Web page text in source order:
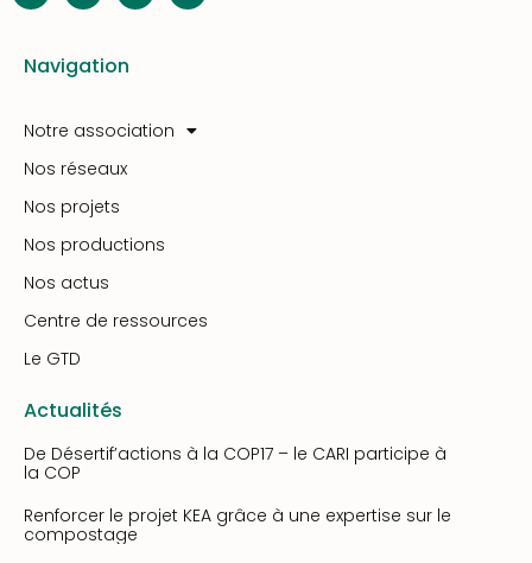
Navigation
Notre association
Nos réseaux
Nos projets
Nos productions
Nos actus
Centre de ressources
Le GTD
Actualités
De Désertif’actions à la COP17 – le CARI participe à
la COP
Renforcer le projet KEA grâce à une expertise sur le
compostage